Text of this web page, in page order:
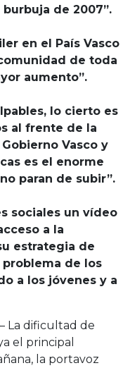
burbuja de 2007”.
en el País Vasco
de toda
aumento”.
lo cierto es
al frente de la
Vasco y
es el enorme
paran de subir”.
sociales un vídeo
a la
estrategia de
de los
a los jóvenes y a
La dificultad de
el principal
la portavoz